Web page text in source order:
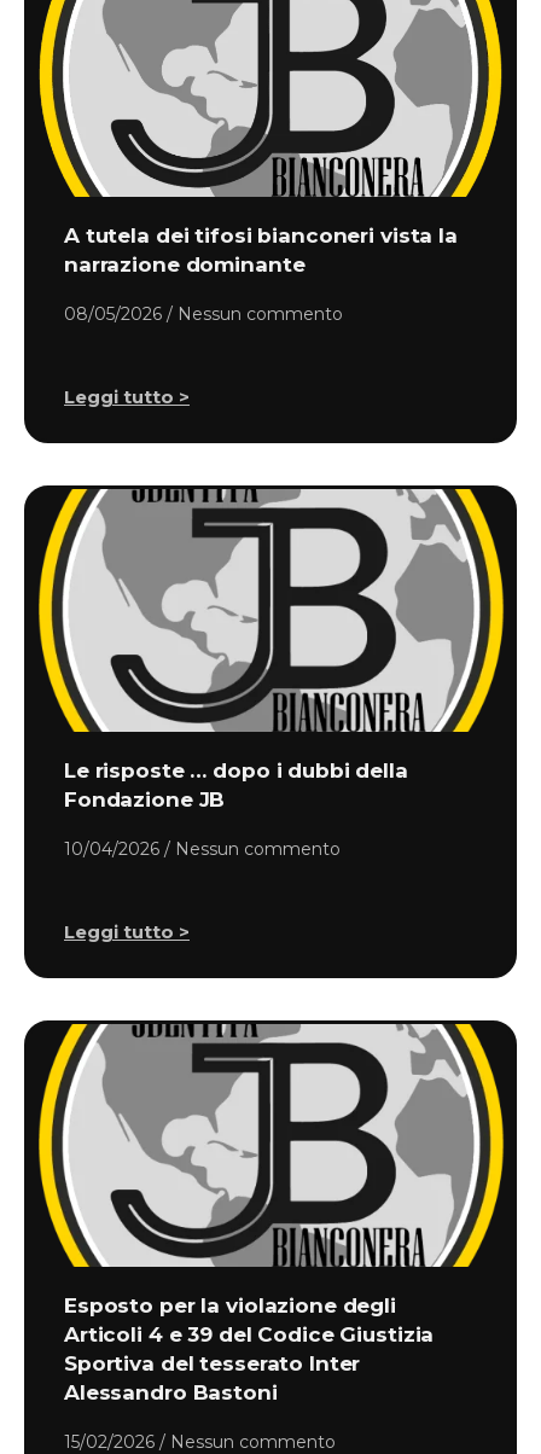
A tutela dei tifosi bianconeri vista la
narrazione dominante
08/05/2026 Nessun commento
Leggi tutto >
Le risposte … dopo i dubbi della
Fondazione JB
10/04/2026 Nessun commento
Leggi tutto >
Esposto per la violazione degli
Articoli 4 e 39 del Codice Giustizia
Sportiva del tesserato Inter
Alessandro Bastoni
15/02/2026 Nessun commento